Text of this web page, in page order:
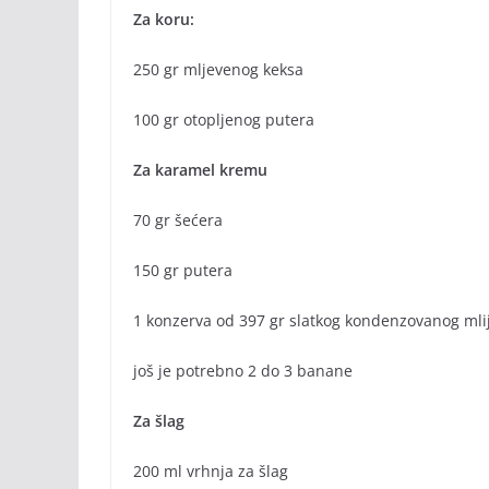
Za koru:
250 gr mljevenog keksa
100 gr otopljenog putera
Za karamel kremu
70 gr šećera
150 gr putera
1 konzerva od 397 gr slatkog kondenzovanog
još je potrebno 2 do 3 banane
Za šlag
200 ml vrhnja za šlag